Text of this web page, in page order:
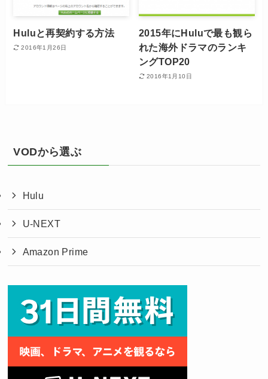
Huluと再契約する方法
2016年1月26日
2015年にHuluで最も観ら
れた海外ドラマのランキ
ングTOP20
2016年1月10日
VODから選ぶ
Hulu
U-NEXT
Amazon Prime